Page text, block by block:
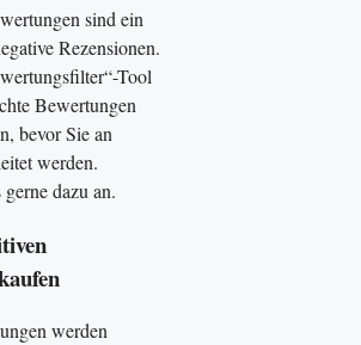
sind ein
Rezensionen.
Tool
Bewertungen
bevor Sie an
werden.
dazu an.
werden